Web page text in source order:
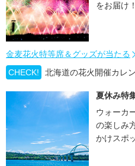
をお届け！
金麦花火特等席＆グッズが当たる
CHECK!
北海道の花火開催カレ
夏休み特
ウォーカ
の楽しみ
かけスポ